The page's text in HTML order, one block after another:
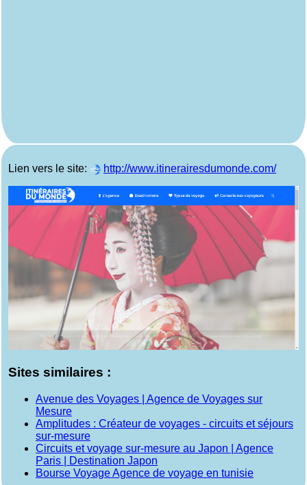
Lien vers le site: http://www.itinerairesdumonde.com/
Sites similaires :
Avenue des Voyages | Agence de Voyages sur
Mesure
Amplitudes : Créateur de voyages - circuits et séjours
sur-mesure
Circuits et voyage sur-mesure au Japon | Agence
Paris | Destination Japon
Bourse Voyage Agence de voyage en tunisie